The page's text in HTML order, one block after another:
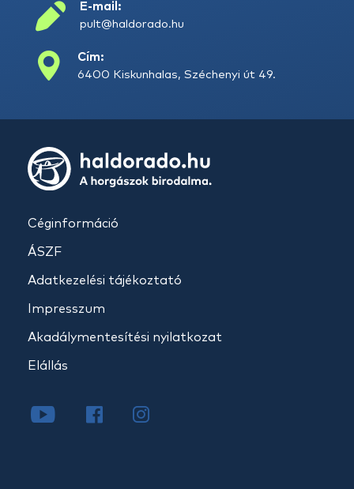
E-mail:
pult@haldorado.hu
Cím:
6400 Kiskunhalas, Széchenyi út 49.
Céginformáció
ÁSZF
Adatkezelési tájékoztató
Impresszum
Akadálymentesítési nyilatkozat
Elállás